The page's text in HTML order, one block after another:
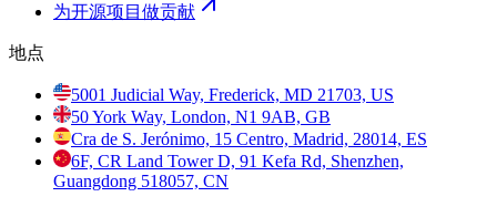
为开源项目做贡献
地点
5001 Judicial Way, Frederick, MD 21703, US
50 York Way, London, N1 9AB, GB
Cra de S. Jerónimo, 15 Centro, Madrid, 28014, ES
6F, CR Land Tower D, 91 Kefa Rd, Shenzhen,
Guangdong 518057, CN